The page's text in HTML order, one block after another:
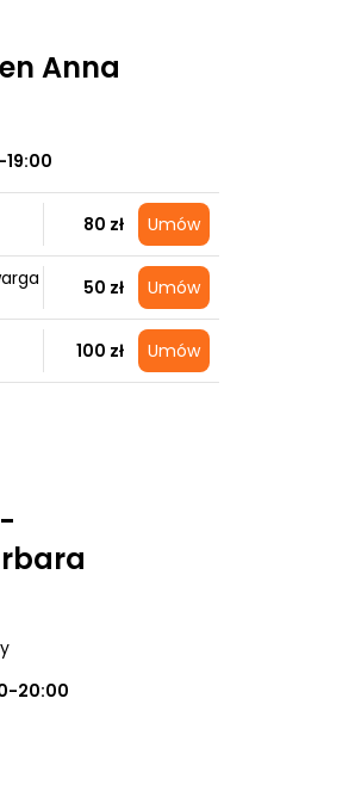
Anna
19:00
80 zł Umów
50 zł Umów
100 zł Umów
20:00